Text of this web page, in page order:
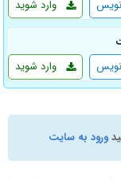
وارد شوید
وارد شوید
ورود به سایت